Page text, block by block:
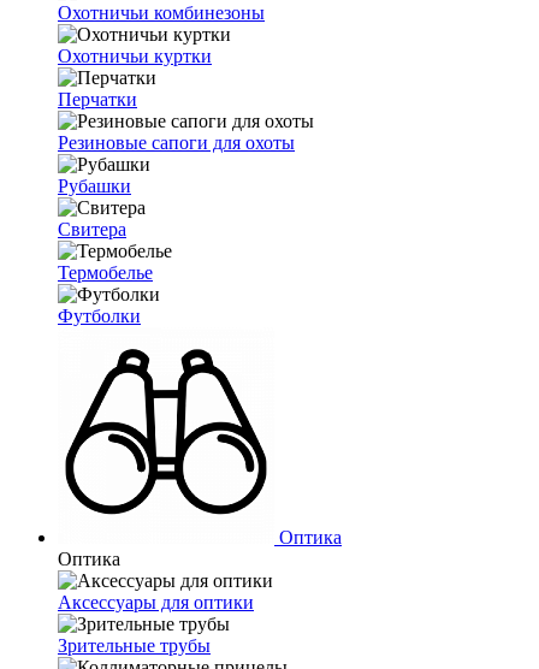
Охотничьи комбинезоны
Охотничьи куртки
Перчатки
Резиновые сапоги для охоты
Рубашки
Свитера
Термобелье
Футболки
Оптика
Оптика
Аксессуары для оптики
Зрительные трубы